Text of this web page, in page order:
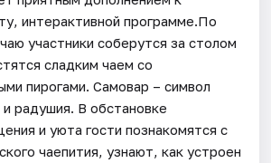
интерактивной программе.По
участники соберутся за столом
сладким чаем со
пирогами. Самовар – символ
и радушия. В обстановке
и уюта гости познакомятся с
чаепития, узнают, как устроен